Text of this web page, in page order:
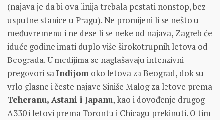
(najava je da bi ova linija trebala postati nonstop, bez
usputne stanice u Pragu). Ne promijeni li se nešto u
međuvremenu i ne dese li se neke od najava, Zagreb će
iduće godine imati duplo više širokotrupnih letova od
Beograda. U medijima se naglašavaju intenzivni
pregovori saIndijom oko letova za Beograd, dok su
vrlo glasne i česte najave Siniše Malog za letove prema
Teheranu, Astani i Japanu, kao i dovođenje drugog
A330 i letovi prema Torontu i Chicagu prekinuti. O tim